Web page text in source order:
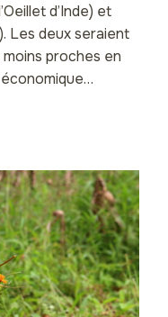
d’Inde) et
Les deux seraient
proches en